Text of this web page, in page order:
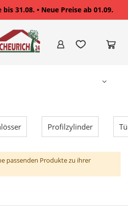
31.08. • Neue Preise ab 01.09.
Profilzylinder
passenden Produkte zu ihrer